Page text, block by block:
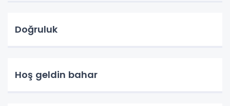
Doğruluk
Hoş geldin bahar